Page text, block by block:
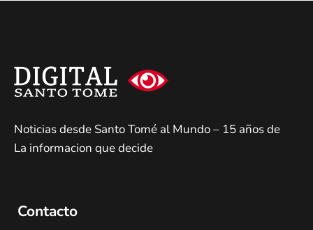
Noticias desde Santo Tomé al Mundo – 15 años de
La informacion que decide
Contacto